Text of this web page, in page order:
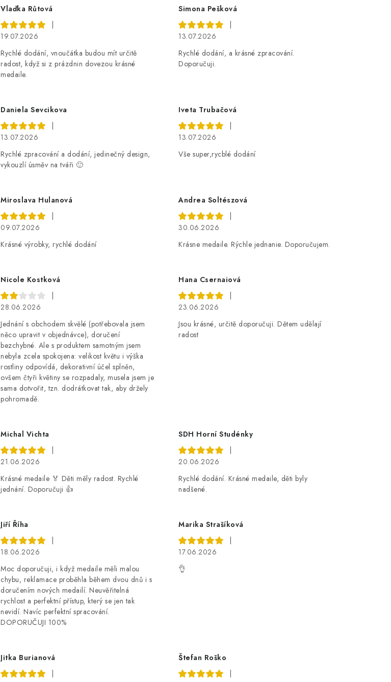
Vlaďka Růtová
|
19.07.2026
Rychlé dodání, vnoučátka budou mít určitě
radost, když si z prázdnin dovezou krásné
medaile.
Simona Pešková
|
13.07.2026
Rychlé dodání, a krásné zpracování.
Doporučuji.
Daniela Sevcikova
|
13.07.2026
Rychlé zpracování a dodání, jedinečný design,
vykouzlí úsměv na tváři 🙂
Iveta Trubačová
|
13.07.2026
Vše super,rycblé dodání
Miroslava Hulanová
|
09.07.2026
Krásné výrobky, rychlé dodání
Andrea Soltészová
|
30.06.2026
Krásne medaile. Rýchle jednanie. Doporučujem.
Nicole Kostková
|
28.06.2026
Jednání s obchodem skvělé (potřebovala jsem
něco upravit v objednávce), doručení
bezchybné. Ale s produktem samotným jsem
nebyla zcela spokojena: velikost květu i výška
rostliny odpovídá, dekorativní účel splněn,
ovšem čtyři květiny se rozpadaly, musela jsem je
sama dotvořit, tzn. dodrátkovat tak, aby držely
pohromadě.
Hana Csernaiová
|
23.06.2026
Jsou krásné, určitě doporučuji. Dětem udělají
radost
Michal Vichta
|
21.06.2026
Krásné medaile 🏅 Děti měly radost. Rychlé
jednání. Doporučuji 👍
SDH Horní Studénky
|
20.06.2026
Rychlé dodání. Krásné medaile, děti byly
nadšené.
Jiří Říha
|
18.06.2026
Moc doporučuji, i když medaile měli malou
chybu, reklamace proběhla během dvou dnů i s
doručením nových medailí. Neuvěřitelná
rychlost a perfektní přístup, který se jen tak
nevidí. Navíc perfektní spracování.
DOPORUČUJI 100%
Marika Strašíková
|
17.06.2026
👌
Jitka Burianová
|
Štefan Roško
|